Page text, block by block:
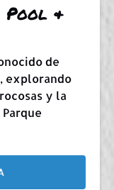
&
de
explorando
y la